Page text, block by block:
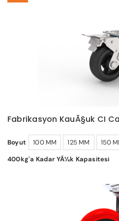
Fabrikasyon KauÃ§uk CI
Boyut 100 MM 125 MM 150
400kg'a Kadar YÃ¼k Kapasitesi